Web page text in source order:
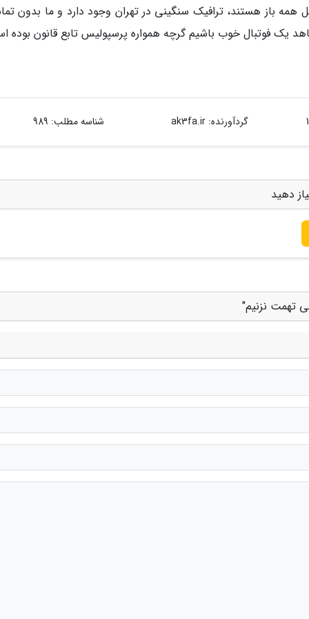
باز هستند، ترافیک سنگینی در تهران وجود دارد و ما بدون
یک فوتبال خوب باشیم گرچه همواره پرسپولیس تابع قانون بوده
گردآورنده:ak3fa.ir شناسه مطلب: 989
دهید
تهمت نزنیم"